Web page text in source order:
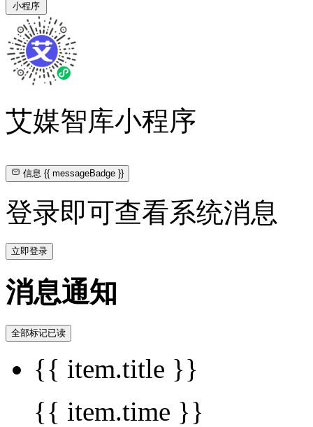
小程序
艾媒智库小程序
信息{{ messageBadge }}
登录即可查看系统消息
立即登录
消息通知
全部标记已读
{{ item.title }}
{{ item.time }}